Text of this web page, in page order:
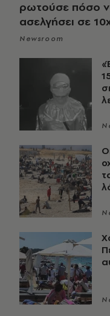
ρωτούσε πόσο
ασελγήσει σε
Newsroom